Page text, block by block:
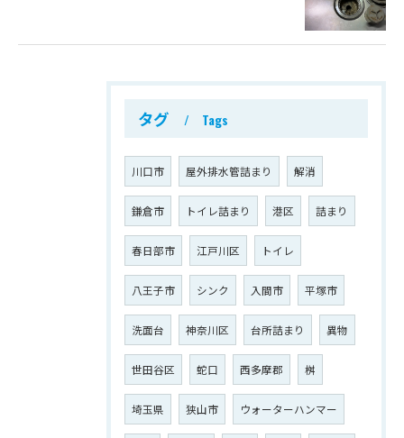
タグ Tags
川口市 屋外排水管詰まり 解消
鎌倉市 トイレ詰まり 港区 詰まり
春日部市 江戸川区 トイレ
八王子市 シンク 入間市 平塚市
洗面台 神奈川区 台所詰まり 異物
世田谷区 蛇口 西多摩郡 桝
埼玉県 狭山市 ウォーターハンマー